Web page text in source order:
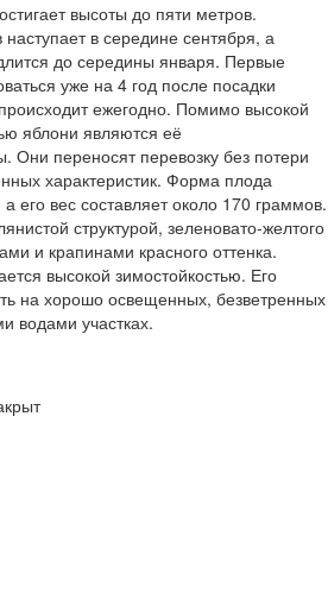
высоты до пяти метров.
в середине сентября, а
до середины января. Первые
уже на 4 год после посадки
ежегодно. Помимо высокой
яблони являются её
Они переносят перевозку без потери
характеристик. Форма плода
его вес составляет около 170 граммов.
структурой, зеленовато-желтого
и крапинами красного оттенка.
высокой зимостойкостью. Его
на хорошо освещенных, безветренных
водами участках.